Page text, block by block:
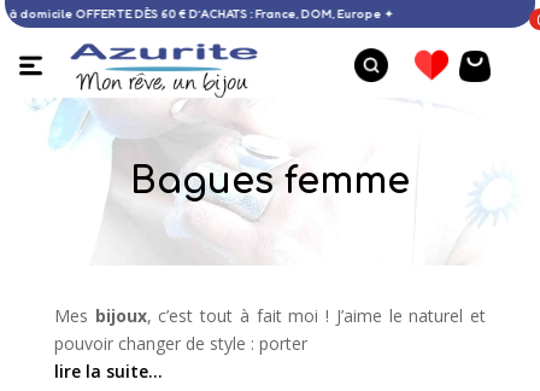
✦ Livraison à domicile OFFERTE DÈS 60 € D’ACHATS : France, DOM, Europe ✦
Bagues femme
Mes bijoux, c’est tout à fait moi ! J’aime le naturel et
pouvoir changer de style : porter
lire la suite…